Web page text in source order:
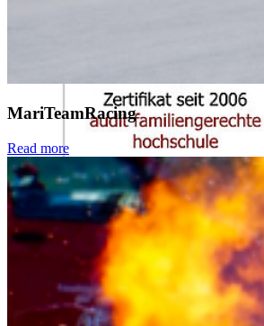
MariTeamRacing
Read more